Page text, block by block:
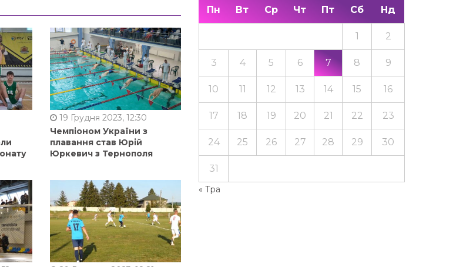
19 Грудня 2023, 12:30
Чемпіоном України з
плавання став Юрій
Юркевич з Тернополя
Пн Вт Ср Чт Пт Сб Нд
« Тра
1 2
3 4 5 6 7 8 9
10 11 12 13 14 15 16
17 18 19 20 21 22 23
24 25 26 27 28 29 30
31